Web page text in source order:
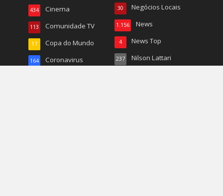
Cinema
434
Comunidade TV
113
Copa do Mundo
17
Coronavirus
164
Negócios Locais
30
News
1.156
News Top
4
Nilson Lattari
237